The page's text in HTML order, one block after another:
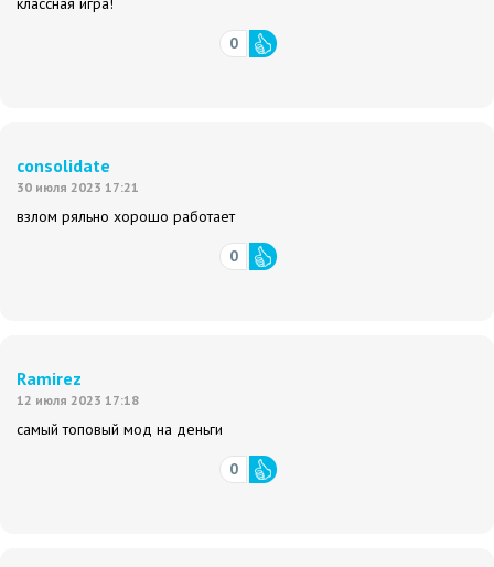
0
consolidate
30 июля 2023 17:21
взлом ряльно хорошо работает
0
Ramirez
12 июля 2023 17:18
самый топовый мод на деньги
0